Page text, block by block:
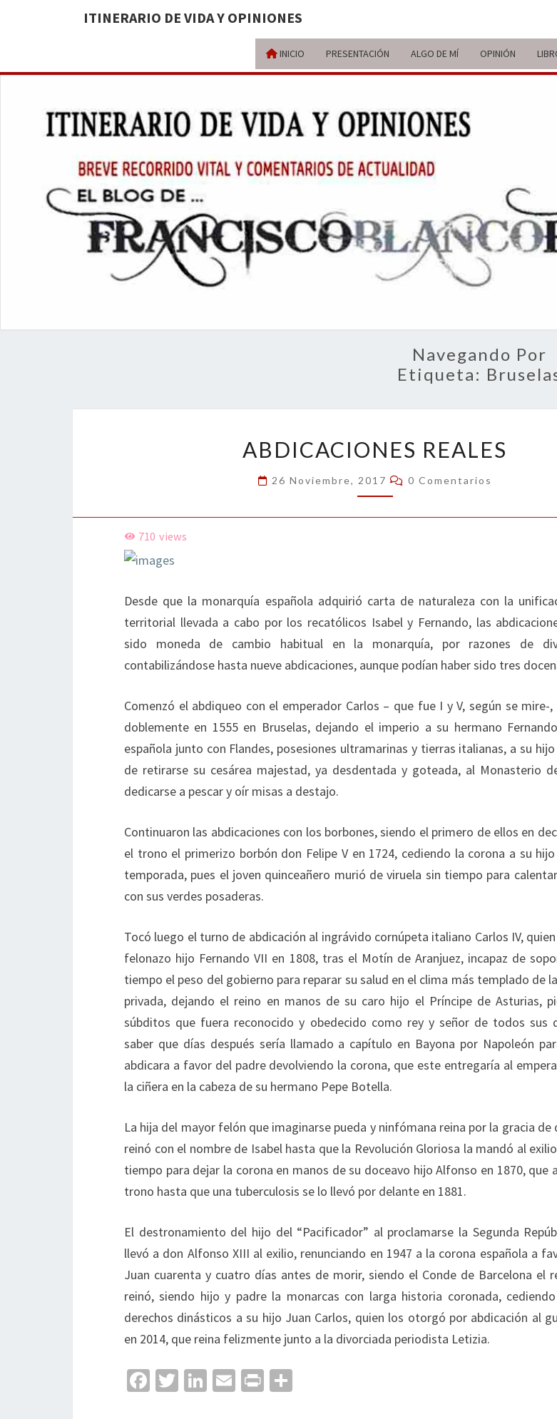
ITINERARIO DE VIDA Y OPINIONES
INICIO PRESENTACIÓN ALGO DE MÍ OPINIÓN
Navegando Por
Etiqueta:
REALES
ABDICACIONES REALES
26 Noviembre, 2017 Comentarios
0 Comentarios
710 views
Desde que la monarquía española adquirió carta de naturaleza con la
territorial llevada a cabo por los recatólicos Isabel y Fernando, las
sido moneda de cambio habitual en la monarquía, por razones de
contabilizándose hasta nueve abdicaciones, aunque podían haber sido tres
Comenzó el abdiqueo con el emperador Carlos – que fue I y V, según se mire-
doblemente en 1555 en Bruselas, dejando el imperio a su hermano
española junto con Flandes, posesiones ultramarinas y tierras italianas, a su
de retirarse su cesárea majestad, ya desdentada y goteada, al Monasterio
dedicarse a pescar y oír misas a destajo.
Continuaron las abdicaciones con los borbones, siendo el primero de ellos en
el trono el primerizo borbón don Felipe V en 1724, cediendo la corona a su
temporada, pues el joven quinceañero murió de viruela sin tiempo para
con sus verdes posaderas.
Tocó luego el turno de abdicación al ingrávido cornúpeta italiano Carlos IV,
felonazo hijo Fernando VII en 1808, tras el Motín de Aranjuez, incapaz de
tiempo el peso del gobierno para reparar su salud en el clima más templado de
privada, dejando el reino en manos de su caro hijo el Príncipe de Asturias,
súbditos que fuera reconocido y obedecido como rey y señor de todos sus
saber que días después sería llamado a capítulo en Bayona por Napoleón
abdicara a favor del padre devolviendo la corona, que este entregaría al
la ciñera en la cabeza de su hermano Pepe Botella.
La hija del mayor felón que imaginarse pueda y ninfómana reina por la gracia de
reinó con el nombre de Isabel hasta que la Revolución Gloriosa la mandó al
tiempo para dejar la corona en manos de su doceavo hijo Alfonso en 1870, que
trono hasta que una tuberculosis se lo llevó por delante en 1881.
El destronamiento del hijo del “Pacificador” al proclamarse la Segunda
llevó a don Alfonso XIII al exilio, renunciando en 1947 a la corona española a
Juan cuarenta y cuatro días antes de morir, siendo el Conde de Barcelona el
reinó, siendo hijo y padre la monarcas con larga historia coronada,
derechos dinásticos a su hijo Juan Carlos, quien los otorgó por abdicación al
en 2014, que reina felizmente junto a la divorciada periodista Letizia.
Fa T
Li
E
Pr